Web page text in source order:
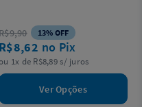
13% OFF
R$8,62 no Pix
1x de R$8,89 s/ juros
Ver Opções